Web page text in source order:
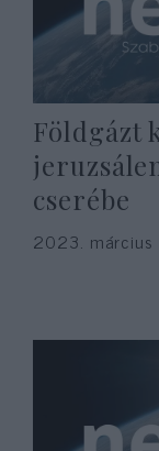
Földgázt
cserébe
2023. március